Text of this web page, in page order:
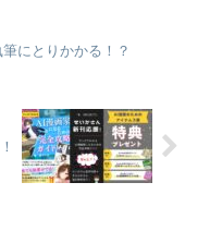
にとりかかる！？